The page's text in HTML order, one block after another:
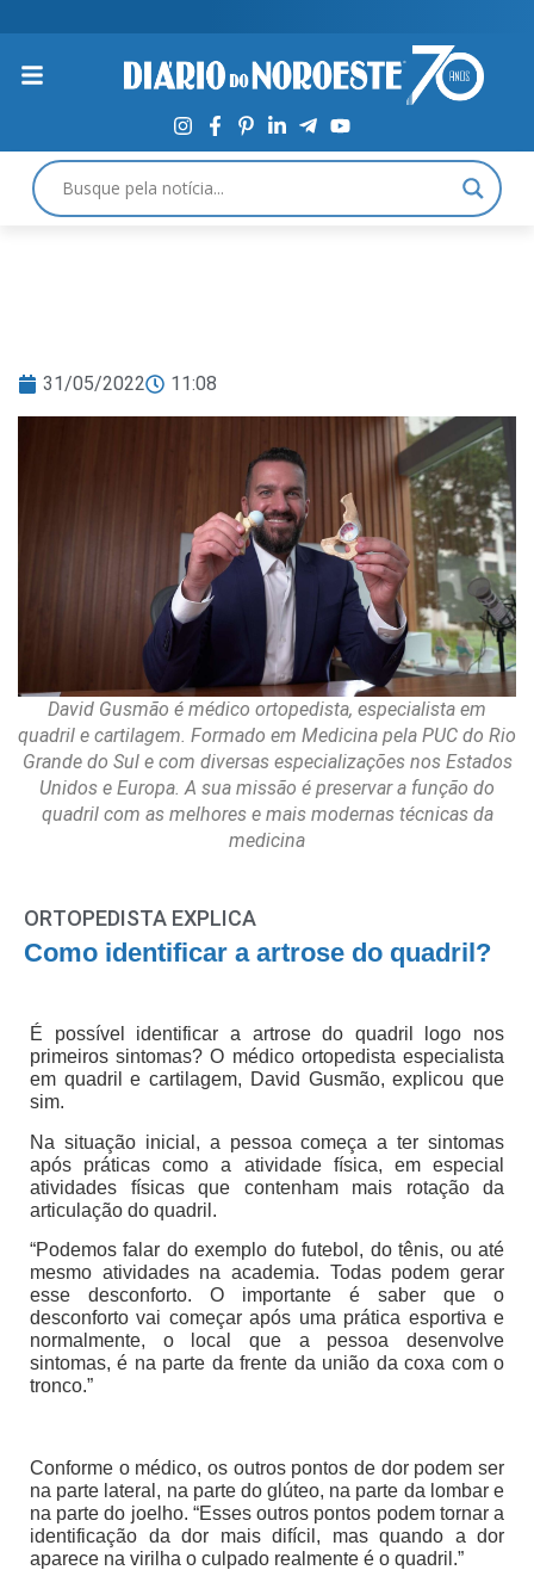
31/05/2022 11:08
David Gusmão é médico ortopedista, especialista em
quadril e cartilagem. Formado em Medicina pela PUC do Rio
Grande do Sul e com diversas especializações nos Estados
Unidos e Europa. A sua missão é preservar a função do
quadril com as melhores e mais modernas técnicas da
medicina
ORTOPEDISTA EXPLICA
Como identificar a artrose do quadril?
É possível identificar a artrose do quadril logo nos
primeiros sintomas? O médico ortopedista especialista
em quadril e cartilagem, David Gusmão, explicou que
sim.
Na situação inicial, a pessoa começa a ter sintomas
após práticas como a atividade física, em especial
atividades físicas que contenham mais rotação da
articulação do quadril.
“Podemos falar do exemplo do futebol, do tênis, ou até
mesmo atividades na academia. Todas podem gerar
esse desconforto. O importante é saber que o
desconforto vai começar após uma prática esportiva e
normalmente, o local que a pessoa desenvolve
sintomas, é na parte da frente da união da coxa com o
tronco.”
Conforme o médico, os outros pontos de dor podem ser
na parte lateral, na parte do glúteo, na parte da lombar e
na parte do joelho. “Esses outros pontos podem tornar a
identificação da dor mais difícil, mas quando a dor
aparece na virilha o culpado realmente é o quadril.”